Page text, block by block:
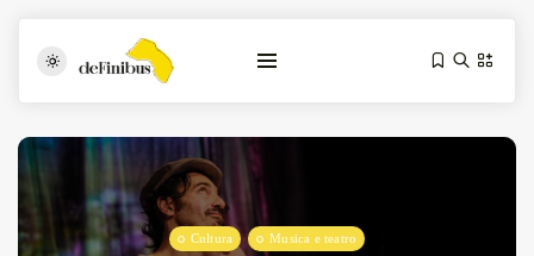
Cultura Musica e teatro